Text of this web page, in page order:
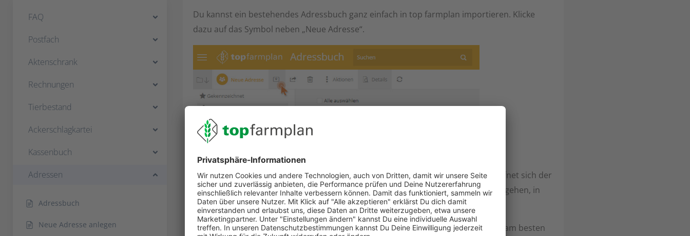
FAQ
Postfach
Aktenschrank
Rechnungen
Tierbestand
Ackerschlagkartei
Kassenbuch
Adressen
Adressbuch
Neue Adresse anlegen
Du kannst ein bestehendes Adressbuch ganz einfach in top farmplan importieren. Klicke
dazu auf das Symbol neben „Neue Adresse“.
Ein neues Fenster öffnet sich. In diesem klickst Du auf „Datei auswählen“. Nun öffnet sich der
Auswahlbereich Deines Computers, der Explorer. Nun musst Du zu dem Ordner gehen, in
dem Du Dein Adressbuch gespeichert hast.
Du kannst es von verschiedenen Geräten exportieren. Wie das geht, schaust Du am besten